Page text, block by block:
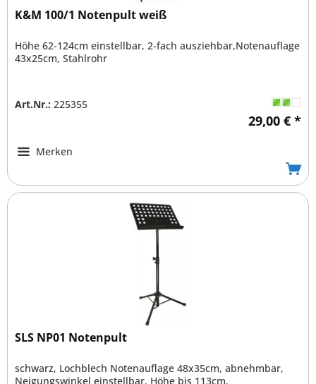
K&M 100/1 Notenpult weiß
Höhe 62-124cm einstellbar, 2-fach ausziehbar,Notenauflage
43x25cm, Stahlrohr
Art.Nr.: 225355
29,00 € *
Merken
SLS NP01 Notenpult
schwarz, Lochblech Notenauflage 48x35cm, abnehmbar,
Neigungswinkel einstellbar, Höhe bis 113cm,